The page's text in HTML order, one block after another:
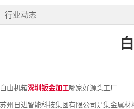
行业动态
白山机箱深圳钣金加工哪家好源头工厂
苏州日进智能科技集团有限公司是集金属材